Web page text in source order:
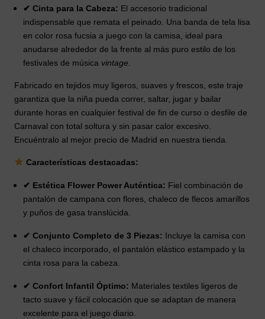
✔ Cinta para la Cabeza: El accesorio tradicional
indispensable que remata el peinado. Una banda de tela lisa
en color rosa fucsia a juego con la camisa, ideal para
anudarse alrededor de la frente al más puro estilo de los
festivales de música vintage
Fabricado en tejidos muy ligeros, suaves y frescos, este traje
garantiza que la niña pueda correr, saltar, jugar y bailar
durante horas en cualquier festival de fin de curso o desfile de
Carnaval con total soltura y sin pasar calor excesivo.
Encuéntralo al mejor precio de Madrid en nuestra tienda.
Características destacadas:
✔ Estética Flower Power Auténtica: Fiel combinación de
pantalón de campana con flores, chaleco de flecos amarillos
y puños de gasa translúcida.
✔ Conjunto Completo de 3 Piezas: Incluye la camisa con
el chaleco incorporado, el pantalón elástico estampado y la
cinta rosa para la cabeza.
✔ Confort Infantil Óptimo: Materiales textiles ligeros de
tacto suave y fácil colocación que se adaptan de manera
excelente para el juego diario.